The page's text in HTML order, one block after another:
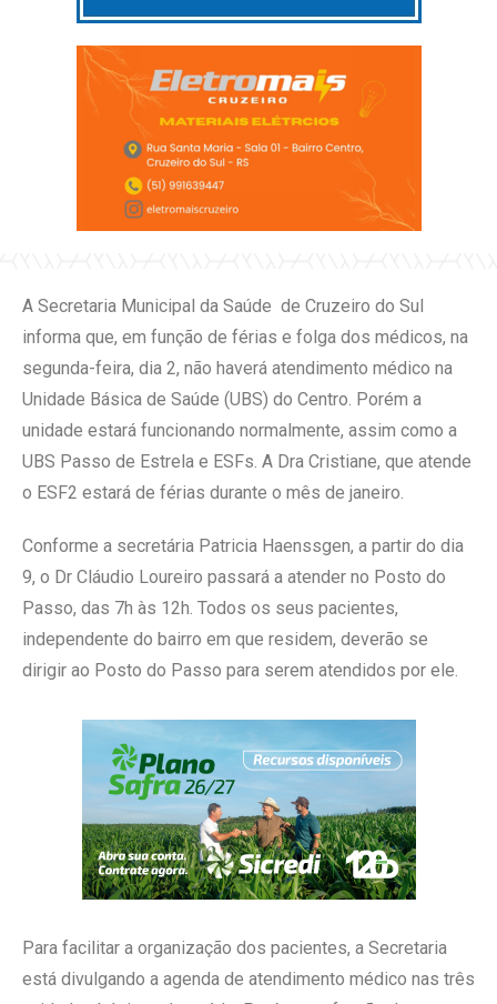
A Secretaria Municipal da Saúde de Cruzeiro do Sul
informa que, em função de férias e folga dos médicos, na
segunda-feira, dia 2, não haverá atendimento médico na
Unidade Básica de Saúde (UBS) do Centro. Porém a
unidade estará funcionando normalmente, assim como a
UBS Passo de Estrela e ESFs. A Dra Cristiane, que atende
o ESF2 estará de férias durante o mês de janeiro.
Conforme a secretária Patricia Haenssgen, a partir do dia
9, o Dr Cláudio Loureiro passará a atender no Posto do
Passo, das 7h às 12h. Todos os seus pacientes,
independente do bairro em que residem, deverão se
dirigir ao Posto do Passo para serem atendidos por ele.
Para facilitar a organização dos pacientes, a Secretaria
está divulgando a agenda de atendimento médico nas três